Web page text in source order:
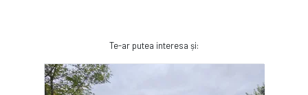
Te-ar putea interesa și: